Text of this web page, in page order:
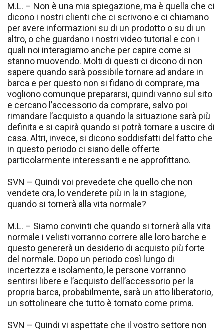
M.L. – Non è una mia spiegazione, ma è quella che ci
dicono i nostri clienti che ci scrivono e ci chiamano
per avere informazioni su di un prodotto o su di un
altro, o che guardano i nostri video tutorial e con i
quali noi interagiamo anche per capire come si
stanno muovendo. Molti di questi ci dicono di non
sapere quando sarà possibile tornare ad andare in
barca e per questo non si fidano di comprare, ma
vogliono comunque prepararsi, quindi vanno sul sito
e cercano l’accessorio da comprare, salvo poi
rimandare l’acquisto a quando la situazione sarà più
definita e si capirà quando si potrà tornare a uscire di
casa. Altri, invece, si dicono soddisfatti del fatto che
in questo periodo ci siano delle offerte
particolarmente interessanti e ne approfittano.
SVN – Quindi voi prevedete che quello che non
vendete ora, lo venderete più in la in stagione,
quando si tornerà alla vita normale?
M.L. – Siamo convinti che quando si tornerà alla vita
normale i velisti vorranno correre alle loro barche e
questo genererà un desiderio di acquisto più forte
del normale. Dopo un periodo così lungo di
incertezza e isolamento, le persone vorranno
sentirsi libere e l’acquisto dell’accessorio per la
propria barca, probabilmente, sarà un atto liberatorio,
un sottolineare che tutto è tornato come prima.
SVN – Quindi vi aspettate che il vostro settore non